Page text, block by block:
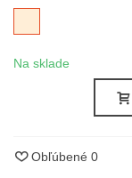
Na sklade
Obľúbené 0